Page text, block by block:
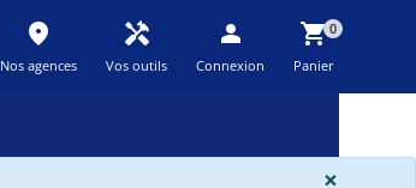
place
Nos agences
handyman
Vos outils
person
Connexion
shopping_cart0
Panier
×